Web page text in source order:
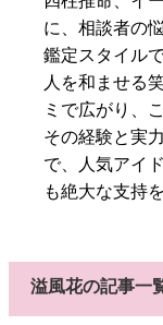
に、相談者の
鑑定スタイル
人を和ませる
ミで広がり、
その経験と実
で、人気アイ
も絶大な支持
溢風花の記事一